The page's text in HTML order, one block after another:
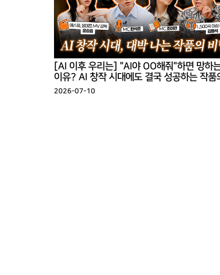
[AI 이후 우리는] "AI야 OO해줘"하면 망하
이유? AI 창작 시대에도 결국 성공하는 작품
...
2026-07-10